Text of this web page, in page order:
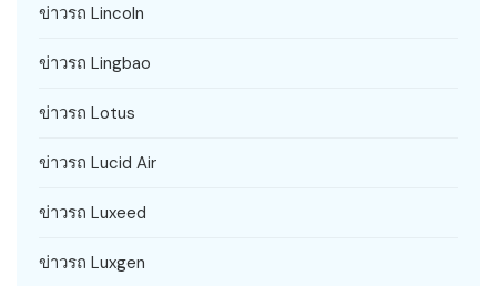
ข่าวรถ Lincoln
ข่าวรถ Lingbao
ข่าวรถ Lotus
ข่าวรถ Lucid Air
ข่าวรถ Luxeed
ข่าวรถ Luxgen